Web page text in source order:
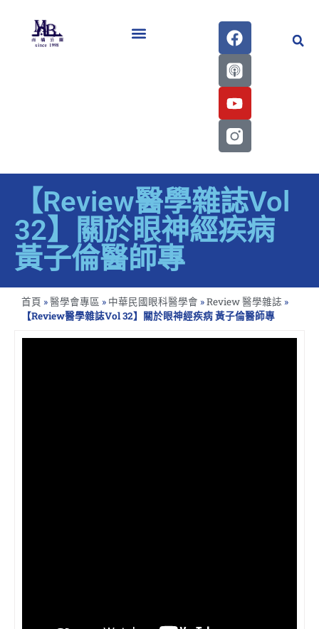
【Review醫學雜誌Vol
32】關於眼神經疾病
黃子倫醫師專
首頁 »醫學會專區 » 中華民國眼科醫學會 »Review 醫學雜誌 »
【Review醫學雜誌Vol 32】關於眼神經疾病 黃子倫醫師專